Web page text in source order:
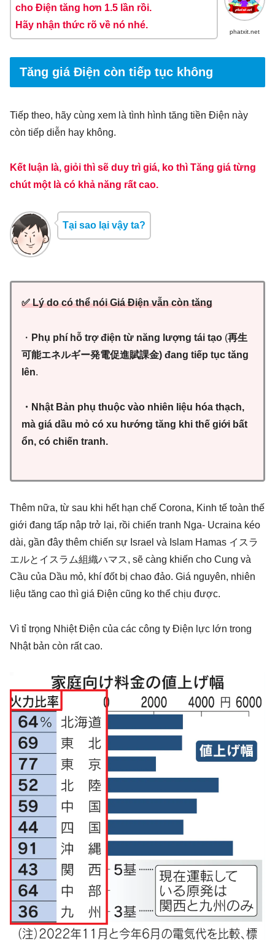
phatxit.net
cho Điện tăng hơn 1.5 lần rồi.
Hãy nhận thức rõ về nó nhé.
Tăng giá Điện còn tiếp tục không
Tiếp theo, hãy cùng xem là tình hình tăng tiền Điện này
còn tiếp diễn hay không.
Kết luận là, giỏi thì sẽ duy trì giá, ko thì Tăng giá từng
chút một là có khả năng rất cao.
Tại sao lại vậy ta?
✅ Lý do có thể nói Giá Điện vẫn còn tăng
・ Phụ phí hỗ trợ điện từ năng lượng tái tạo (再生
可能エネルギー発電促進賦課金) đang tiếp tục tăng
lên.
・Nhật Bản phụ thuộc vào nhiên liệu hóa thạch,
mà giá dầu mỏ có xu hướng tăng khi thế giới bất
ổn, có chiến tranh.
Thêm nữa, từ sau khi hết hạn chế Corona, Kinh tế toàn thế
giới đang tấp nập trở lại, rồi chiến tranh Nga- Ucraina kéo
dài, gần đây thêm chiến sự Israel và Islam Hamas イスラ
エルとイスラム組織ハマス, sẽ càng khiến cho Cung và
Cầu của Dầu mỏ, khí đốt bị chao đảo. Giá nguyên, nhiên
liệu tăng cao thì giá Điện cũng ko thể chịu được.
Vì tỉ trọng Nhiệt Điện của các công ty Điện lực lớn trong
Nhật bản còn rất cao.